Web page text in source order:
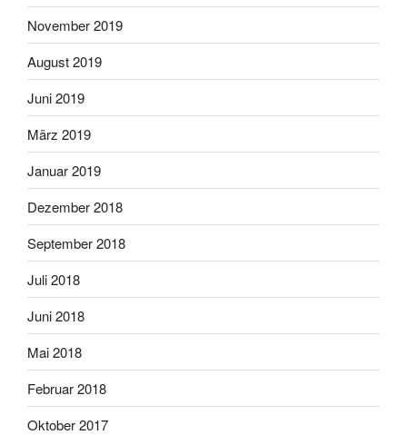
November 2019
August 2019
Juni 2019
März 2019
Januar 2019
Dezember 2018
September 2018
Juli 2018
Juni 2018
Mai 2018
Februar 2018
Oktober 2017